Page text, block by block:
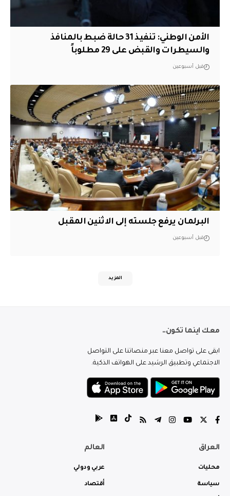
الأمن الوطني: تنفيذ 31 حالة ضبط بالمنافذ
والسيطرات والقبض على 29 مطلوباً
قبل أسبوعين
البرلمان يرفع جلسته إلى الاثنين المقبل
قبل أسبوعين
المزيد
معك اينما تكون..
ابقى على تواصل معنا عبر منصاتنا على التواصل
الاجتماعي وتطبيق الرشيد على الهواتف الذكية.
العراق
محليات
سياسة
العالم
عربي ودولي
أقتصاد